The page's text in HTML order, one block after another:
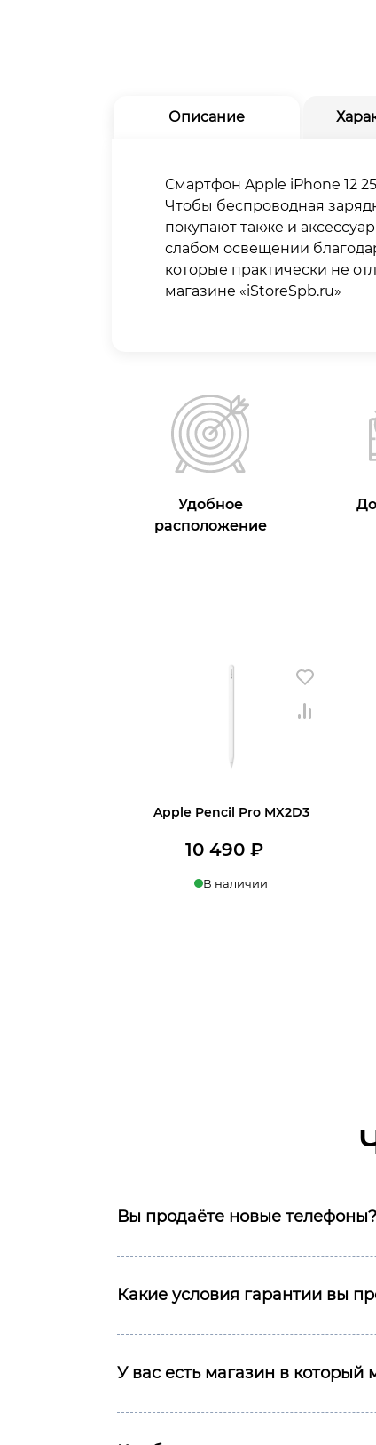
Описание
Смартфон Apple iPhone 12
Чтобы беспроводная
покупают также и
слабом освещении
которые практически не
магазине «iStoreSpb.ru»
Удобное
расположение
Apple Pencil Pro MX2D3
10 490₽
В наличии
Вы продаёте новые телефоны?
Какие условия гарантии вы
У вас есть магазин в который